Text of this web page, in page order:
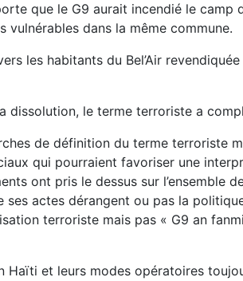
que le G9 aurait incendié le
vulnérables dans la même commune.
les habitants du Bel’Air
le terme terroriste a
de définition du terme terroriste
qui pourraient favoriser une
ont pris le dessus sur
actes dérangent ou pas la
terroriste mais pas « G9 an
Haïti et leurs modes opératoires